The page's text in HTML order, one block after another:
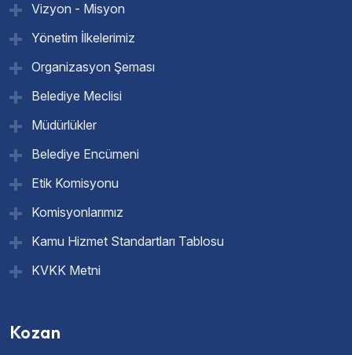
Vizyon - Misyon
Yönetim İlkelerimiz
Organizasyon Şeması
Belediye Meclisi
Müdürlükler
Belediye Encümeni
Etik Komisyonu
Komisyonlarımız
Kamu Hizmet Standartları Tablosu
KVKK Metni
Kozan